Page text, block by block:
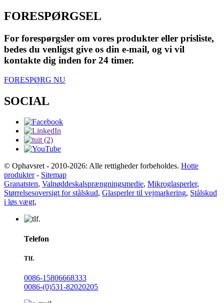
FORESPØRGSEL
For forespørgsler om vores produkter eller prisliste,
bedes du venligst give os din e-mail, og vi vil
kontakte dig inden for 24 timer.
FORESPØRG NU
SOCIAL
© Ophavsret - 2010-2026: Alle rettigheder forbeholdes. Hotte
produkter- Sitemap
Granatsten, Valnøddeskalsprængningsmedie, Mikroglasperler,
Størrelsesoversigt for stålskud, Glasperler til vejmarkering, Stålskud
i løs vægt,
Telefon
Tlf.
0086-15806668333
0086-(0)531-82020205